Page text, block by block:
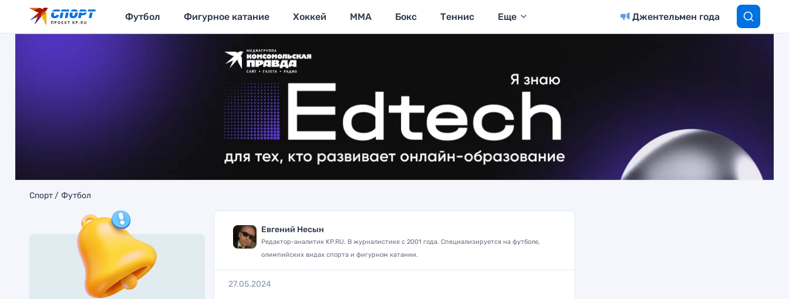
Футбол Фигурное катание Хоккей MMA Бокс Теннис Еще Джентельмен года
Спорт Футбол
Евгений Несын
Редактор-аналитик KP.RU. В журналистике с 2001 года. Специализируется на футболе,
олимпийских видах спорта и фигурном катании.
27.05.2024